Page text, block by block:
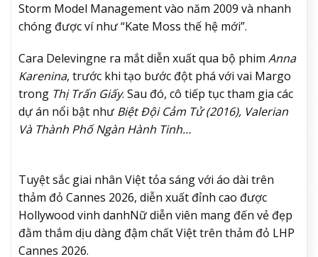
Storm Model Management vào năm 2009 và nhanh
chóng được ví như “Kate Moss thế hệ mới”.
Cara Delevingne ra mắt diễn xuất qua bộ phim Anna
Karenina, trước khi tạo bước đột phá với vai Margo
trong Thị Trấn Giấy. Sau đó, cô tiếp tục tham gia các
dự án nổi bật như Biệt Đội Cảm Tử (2016), Valerian
Và Thành Phố Ngàn Hành Tinh…
Tuyệt sắc giai nhân Việt tỏa sáng với áo dài trên
thảm đỏ Cannes 2026, diễn xuất đỉnh cao được
Hollywood vinh danhNữ diễn viên mang đến vẻ đẹp
đằm thắm dịu dàng đậm chất Việt trên thảm đỏ LHP
Cannes 2026.